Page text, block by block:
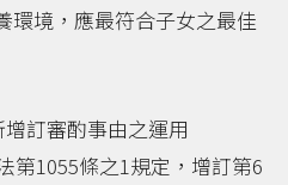
環境，應最符合子女之最佳
訂審酌事由之運用
第1055條之1規定，增訂第6